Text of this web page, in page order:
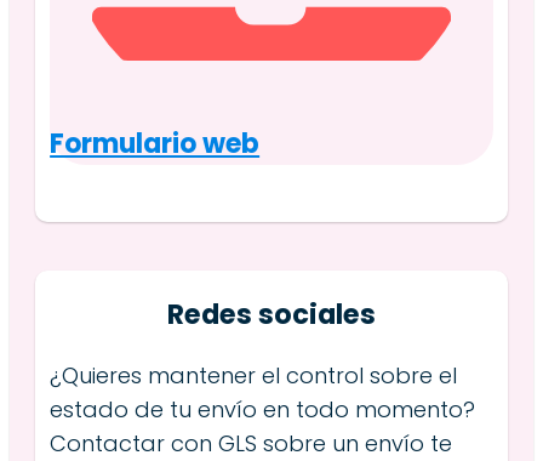
Formulario web
Redes sociales
¿Quieres mantener el control sobre el
estado de tu envío en todo momento?
Contactar con GLS sobre un envío te